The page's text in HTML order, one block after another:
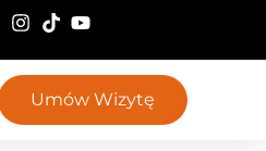
Umów Wizytę